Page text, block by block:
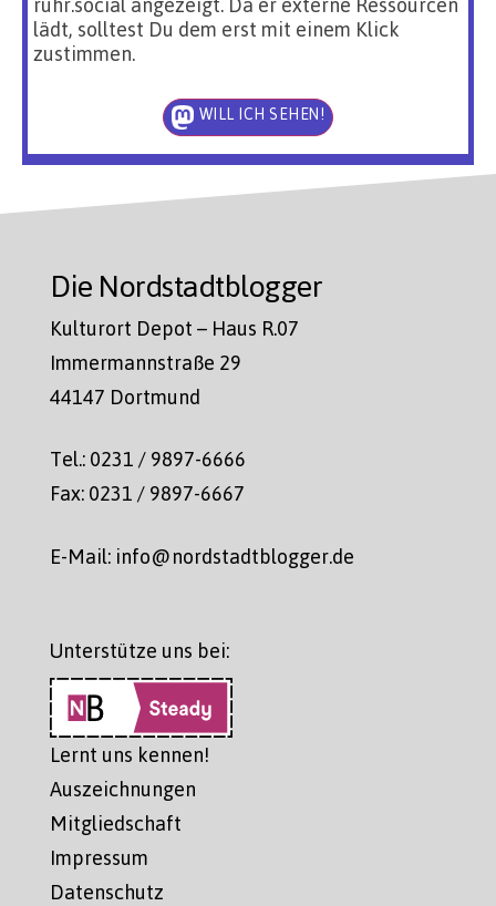
lädt, solltest Du dem erst mit einem Klick
zustimmen.
WILL ICH SEHEN!
Die Nordstadtblogger
Kulturort Depot – Haus R.07
Immermannstraße 29
44147 Dortmund
Tel.: 0231 / 9897-6666
Fax: 0231 / 9897-6667
E-Mail: info@nordstadtblogger.de
Unterstütze uns bei:
Lernt uns kennen!
Auszeichnungen
Mitgliedschaft
Impressum
Datenschutz